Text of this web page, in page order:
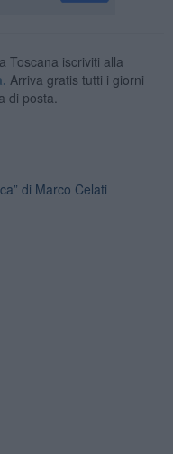
Toscana iscriviti alla
Arriva gratis tutti i giorni
di posta.
di Marco Celati